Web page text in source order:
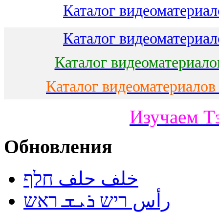
Каталог
Каталог
Каталог
Каталог
Изучаем
Обновления
خلف حلف חלף
رأس ריש ܪܝܫ ראש